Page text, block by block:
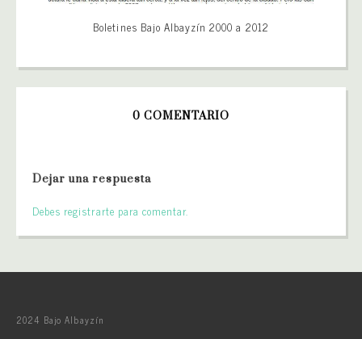
Boletines Bajo Albayzín 2000 a 2012
0 COMENTARIO
Dejar una respuesta
Debes registrarte para comentar.
2024 Bajo Albayzín